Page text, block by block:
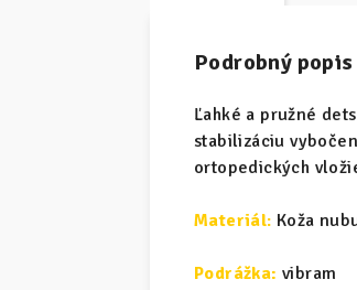
Podrobný popis
Ľahké a pružné
stabilizáciu
ortopedických
Materiál: Koža
Podrážka: vibram